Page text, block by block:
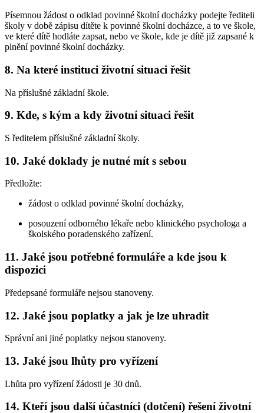
Písemnou žádost o odklad povinné školní docházky podejte řediteli
školy v době zápisu dítěte k povinné školní docházce, a to ve škole,
ve které dítě hodláte zapsat, nebo ve škole, kde je dítě již zapsané k
plnění povinné školní docházky.
8. Na které instituci životní situaci řešit
Na příslušné základní škole.
9. Kde, s kým a kdy životní situaci řešit
S ředitelem příslušné základní školy.
10. Jaké doklady je nutné mít s sebou
Předložte:
žádost o odklad povinné školní docházky,
posouzení odborného lékaře nebo klinického psychologa a
školského poradenského zařízení.
11. Jaké jsou potřebné formuláře a kde jsou k
dispozici
Předepsané formuláře nejsou stanoveny.
12. Jaké jsou poplatky a jak je lze uhradit
Správní ani jiné poplatky nejsou stanoveny.
13. Jaké jsou lhůty pro vyřízení
Lhůta pro vyřízení žádosti je 30 dnů.
14. Kteří jsou další účastníci (dotčení) řešení životní